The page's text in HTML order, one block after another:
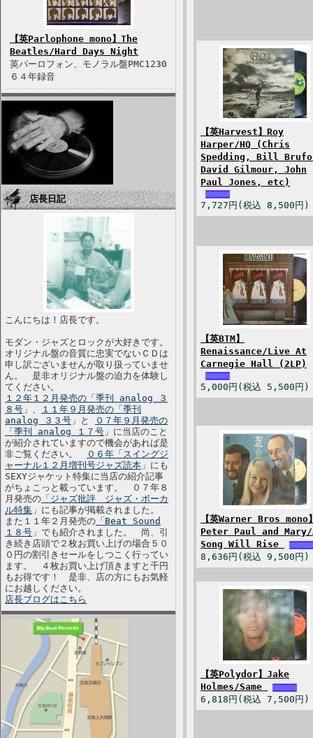
【英Parlophone mono】The
Beatles/Hard Days Night
英パーロフォン、モノラル盤PMC1230
６４年録音
店長日記
こんにちは！店長です。
モダン・ジャズとロックが大好きです。
オリジナル盤の音質に忠実でないＣＤは
申し訳ございませんが取り扱っていませ
ん。 是非オリジナル盤の迫力を体験し
てください。
１２年１２月発売の「季刊 analog ３
８号 」、
１１年９月発売の「季刊
analog ３３号 」と
０７年９月発売の
「季刊 analog １７号 」に当店のこと
が紹介されていますので機会があれば是
非ご覧ください。
０６年「スイングジ
ャーナル１２月増刊号ジャズ読本 」にも
SEXYジャケット特集に当店の紹介記事
がちょこっと載っています。 ０７年８
月発売の 「ジャズ批評 ジャズ・ボーカ
ル特集 」にも記事が掲載されました。
また１１年２月発売の 「Beat Sound
１８号 」でも紹介されました。 尚、引
き続き店頭で２枚お買い上げの場合５０
０円の割引きセールをしつこく行ってい
ます。 ４枚お買い上げ頂きますと千円
もお得です！ 是非、店の方にもお気軽
にお越しください。
店長ブログはこちら
【英Harvest】Roy
Harper/HQ (Chris
Spedding, Bill
David Gilmour, John
Paul Jones, etc)
7,727円(税込 8,500円)
【英BTM】
Renaissance/Live At
Carnegie Hall (2LP)
5,000円(税込 5,500円)
【英Warner Bros mono
Peter Paul and Mary/
Song Will Rise
8,636円(税込 9,500円)
【英Polydor】Jake
Holmes/Same
6,818円(税込 7,500円)